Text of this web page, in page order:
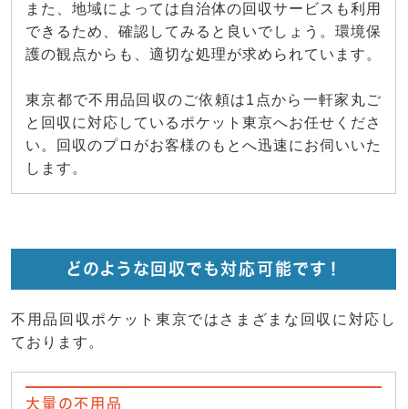
また、地域によっては自治体の回収サービスも利用
できるため、確認してみると良いでしょう。環境保
護の観点からも、適切な処理が求められています。
東京都で不用品回収のご依頼は1点から一軒家丸ご
と回収に対応しているポケット東京へお任せくださ
い。回収のプロがお客様のもとへ迅速にお伺いいた
します。
どのような回収でも対応可能です！
不用品回収ポケット東京ではさまざまな回収に対応し
ております。
大量の不用品